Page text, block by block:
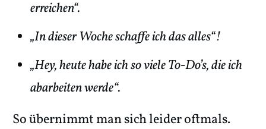
erreichen“.
„In dieser Woche schaffe ich das alles“!
„Hey, heute habe ich so viele To-Do’s, die ich
abarbeiten werde“.
So übernimmt man sich leider oftmals.